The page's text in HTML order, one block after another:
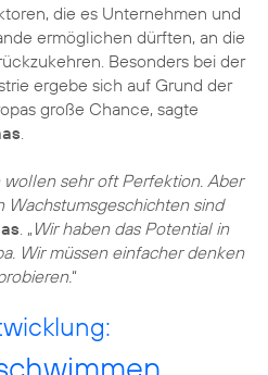
die es Unternehmen und
ermöglichen dürften, an die
Besonders bei der
ergebe sich auf Grund der
große Chance, sagte
sehr oft Perfektion. Aber
Wachstumsgeschichten sind
. „ Wir haben das Potential in
Wir müssen einfacher denken
“